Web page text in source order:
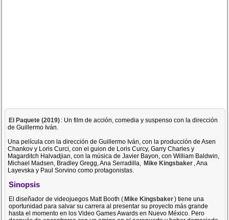
El Paquete (2019) : Un film de acción, comedia y suspenso con la dirección
de Guillermo Iván.
Una película con la dirección de Guillermo Iván, con la producción de Asen
Chankov y Loris Curci, con el guion de Loris Curcy, Garry Charles y
Magarditch Halvadjian, con la música de Javier Bayon, con William Baldwin,
Michael Madsen, Bradley Gregg, Ana Serradilla, Mike Kingsbaker , Ana
Layevska y Paul Sorvino como protagonistas.
Sinopsis
El diseñador de videojuegos Matt Booth (Mike Kingsbaker) tiene una
oportunidad para salvar su carrera al presentar su proyecto más grande
hasta el momento en los Video Games Awards en Nuevo México. Pero